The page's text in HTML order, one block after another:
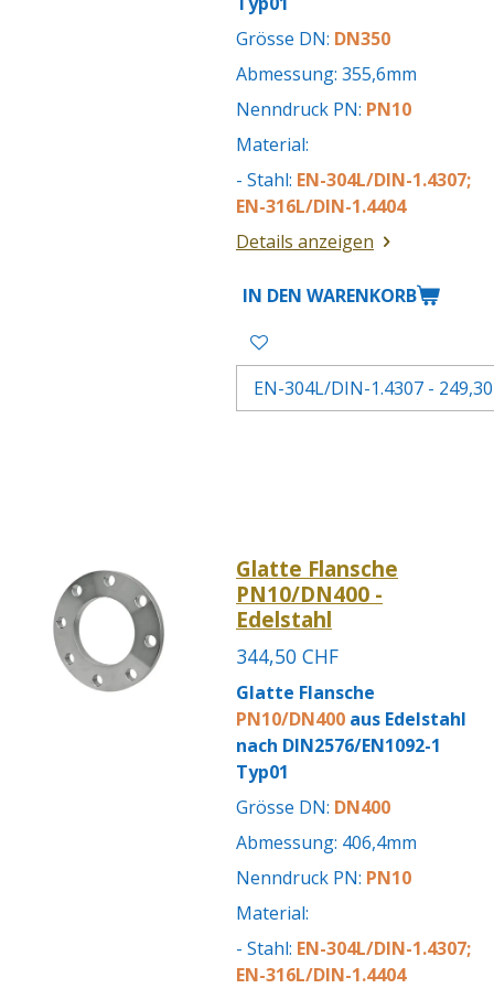
Grösse DN: DN350
Abmessung: 355,6mm
Nenndruck PN: PN10
Material:
- Stahl: EN-304L/DIN-1.4307;
EN-316L/DIN-1.4404
Details anzeigen
IN DEN WARENKORB
Glatte Flansche
PN10/DN400 -
Edelstahl
344,50 CHF
Glatte Flansche
PN10/DN400 aus Edelstahl
nach DIN2576/EN1092-1
Typ01
Grösse DN: DN400
Abmessung: 406,4mm
Nenndruck PN: PN10
Material:
- Stahl: EN-304L/DIN-1.4307;
EN-316L/DIN-1.4404